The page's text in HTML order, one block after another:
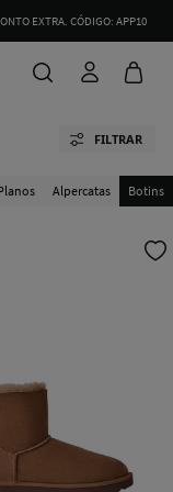
EXTRA. CÓDIGO: APP10
FILTRAR
Alpercatas Botins